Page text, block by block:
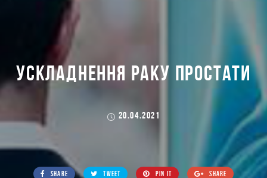
УСКЛАДНЕННЯ РАКУ ПРОСТАТИ
20.04.2021
SHARE TWEET PIN IT SHARE